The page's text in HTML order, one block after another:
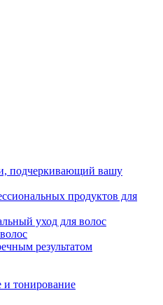
подчеркивающий вашу
продуктов для
уход для волос
результатом
тонирование